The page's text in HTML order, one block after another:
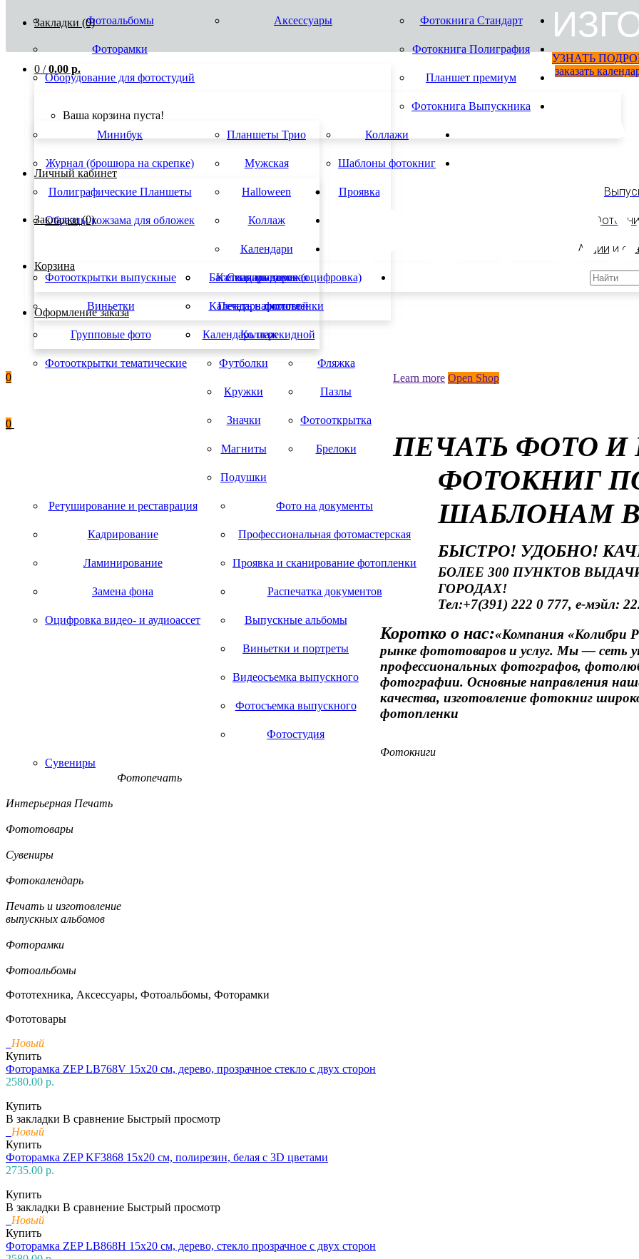
Закладки (0)
0 /0.00 р.
Ваша корзина пуста!
Личный кабинет
Закладки (0)
Корзина
Оформление заказа
0
0
Фотоальбомы
Фоторамки
Оборудование для фотостудий
Аксессуары Фотокнига Стандарт
Фотокнига Полиграфия
Планшет премиум
Фотокнига Выпускника
Минибук
Журнал (брошюра на скрепке)
Полиграфические Планшеты
Образцы кожзама для обложек
Планшеты Трио
Мужская
Halloween
Коллаж
Календари
Коллажи
Шаблоны фотокниг
Фотооткрытки выпускные
Виньетки
Групповые фото
Фотооткрытки тематические
Проявка
Сканирование (оцифровка)
фотопленки
Футболки
Кружки
Значки
Магниты
Подушки
Фляжка
Пазлы
Фотооткрытка
Брелоки
Календарь домик
Календарь листовой
Календарь перекидной
Ретуширование и реставрация
Кадрирование
Ламинирование
Замена фона
Оцифровка видео- и аудиоассет
Фото на документы
Профессиональная фотомастерская
Проявка и сканирование фотопленки
Распечатка документов
Багетная мастерская
Печать на холсте
Коллаж
Выпускные альбомы
Виньетки и портреты
Видеосъемка выпускного
Фотосъемка выпускного
Фотостудия
Сувениры
Акции и
УЗНАТЬ
заказать
Learn more Open Shop
ПЕЧАТЬ ФОТО И
ФОТОКНИГ
ШАБЛОНАМ В
БЫСТРО! УДОБНО!
БОЛЕЕ 300 ПУНКТОВ
ГОРОДАХ!
Тел:+7(391) 222 0 777, е-мэйл:
Коротко о нас:«Компания «Колибри
рынке фототоваров и услуг. Мы — сеть
профессиональных фотографов,
фотографии. Основные направления
качества, изготовление фотокниг
фотопленки
Фотокниги
Фотопечать
Интерьерная Печать
Фототовары
Сувениры
Фотокалендарь
Печать и изготовление
выпускных альбомов
Фоторамки
Фотоальбомы
Фототехника, Аксессуары, Фотоальбомы, Фоторамки
Фототовары
Новый
Купить
Фоторамка ZEP LB768V 15х20 см, дерево, прозрачное стекло c двух сторон
2580.00 р.
Купить
В закладки В сравнение Быстрый просмотр
Новый
Купить
Фоторамка ZEP KF3868 15х20 см, полирезин, белая с 3D цветами
2735.00 р.
Купить
В закладки В сравнение Быстрый просмотр
Новый
Купить
Фоторамка ZEP LB868H 15х20 см, дерево, стекло прозрачное с двух сторон